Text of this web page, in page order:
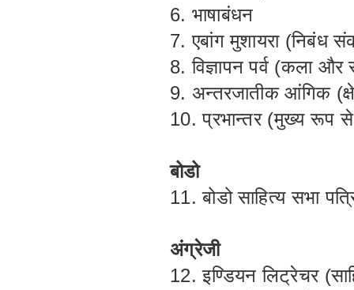
6. भाषाबंधन
7. एबांग मुशायरा (निबंध
8. विज्ञापन पर्व (कला
9. अन्तरजातीक आंगिक
10. प्रभान्तर (मुख्य रूप
बोडो
11. बोडो साहित्य सभा
अंग्रेजी
12. इण्डियन लिट्रेचर